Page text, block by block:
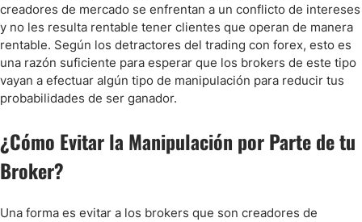
creadores de mercado se enfrentan a un conflicto de intereses
y no les resulta rentable tener clientes que operan de manera
rentable. Según los detractores del trading con forex, esto es
una razón suficiente para esperar que los brokers de este tipo
vayan a efectuar algún tipo de manipulación para reducir tus
probabilidades de ser ganador.
¿Cómo Evitar la Manipulación por Parte de tu
Broker?
Una forma es evitar a los brokers que son creadores de